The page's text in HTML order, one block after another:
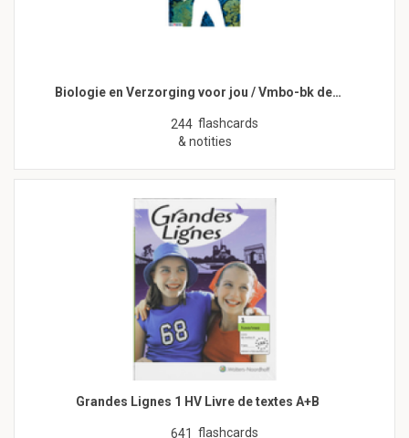
Biologie en Verzorging voor jou / Vmbo-bk de…
244 flashcards
& notities
Grandes Lignes 1 HV Livre de textes A+B
641 flashcards